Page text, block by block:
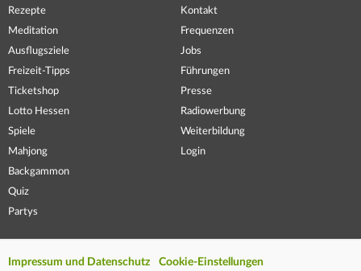
Rezepte
Meditation
Ausflugsziele
Freizeit-Tipps
Ticketshop
Lotto Hessen
Spiele
Mahjong
Backgammon
Quiz
Partys
Kontakt
Frequenzen
Jobs
Führungen
Presse
Radiowerbung
Weiterbildung
Login
Impressum und Datenschutz Cookie-Einstellungen